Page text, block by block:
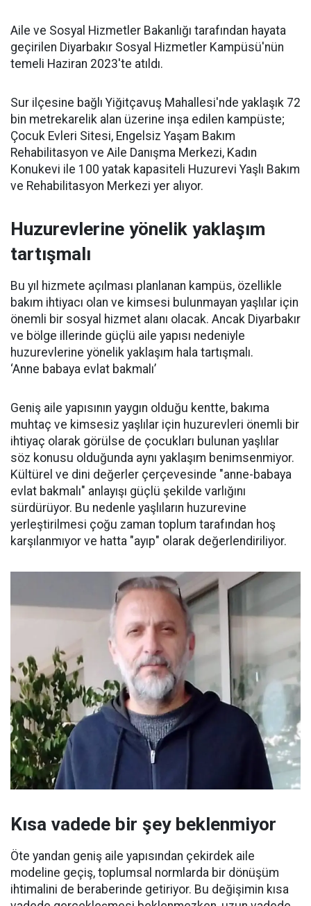
Aile ve Sosyal Hizmetler Bakanlığı tarafından hayata
geçirilen Diyarbakır Sosyal Hizmetler Kampüsü'nün
temeli Haziran 2023'te atıldı.
Sur ilçesine bağlı Yiğitçavuş Mahallesi'nde yaklaşık 72
bin metrekarelik alan üzerine inşa edilen kampüste;
Çocuk Evleri Sitesi, Engelsiz Yaşam Bakım
Rehabilitasyon ve Aile Danışma Merkezi, Kadın
Konukevi ile 100 yatak kapasiteli Huzurevi Yaşlı Bakım
ve Rehabilitasyon Merkezi yer alıyor.
Huzurevlerine yönelik yaklaşım
tartışmalı
Bu yıl hizmete açılması planlanan kampüs, özellikle
bakım ihtiyacı olan ve kimsesi bulunmayan yaşlılar için
önemli bir sosyal hizmet alanı olacak. Ancak Diyarbakır
ve bölge illerinde güçlü aile yapısı nedeniyle
huzurevlerine yönelik yaklaşım hala tartışmalı.
‘Anne babaya evlat bakmalı’
Geniş aile yapısının yaygın olduğu kentte, bakıma
muhtaç ve kimsesiz yaşlılar için huzurevleri önemli bir
ihtiyaç olarak görülse de çocukları bulunan yaşlılar
söz konusu olduğunda aynı yaklaşım benimsenmiyor.
Kültürel ve dini değerler çerçevesinde "anne-babaya
evlat bakmalı" anlayışı güçlü şekilde varlığını
sürdürüyor. Bu nedenle yaşlıların huzurevine
yerleştirilmesi çoğu zaman toplum tarafından hoş
karşılanmıyor ve hatta "ayıp" olarak değerlendiriliyor.
Kısa vadede bir şey beklenmiyor
Öte yandan geniş aile yapısından çekirdek aile
modeline geçiş, toplumsal normlarda bir dönüşüm
ihtimalini de beraberinde getiriyor. Bu değişimin kısa